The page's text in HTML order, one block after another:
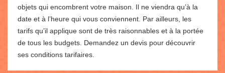
objets qui encombrent votre maison. Il ne viendra qu’à la
date et à l’heure qui vous conviennent. Par ailleurs, les
tarifs qu’il applique sont de très raisonnables et à la portée
de tous les budgets. Demandez un devis pour découvrir
ses conditions tarifaires.